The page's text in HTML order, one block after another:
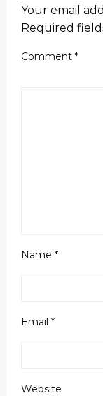
Your email
Required
Comment *
Name *
Email *
Website